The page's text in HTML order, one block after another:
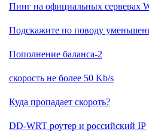
Пинг на официальных серверах
Подскажите по поводу
Пополнение баланса-2
скорость не более 50 Kb/s
Куда пропадает скороть?
DD-WRT роутер и российский IP